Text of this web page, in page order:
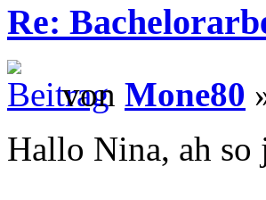
Re:
von Mone80
Hallo Nina, ah